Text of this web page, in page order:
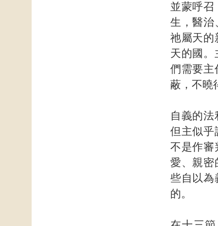
並蒙呼召
生，醫治
祂屬天的
天的國。
們需要主
蔽，不曉
自義的
但主似乎
不是作審
愛、親密
些自以為
的。